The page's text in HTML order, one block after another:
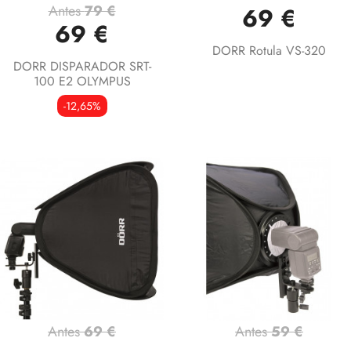
Antes79 €
69 €
DORR DISPARADOR SRT-
100 E2 OLYMPUS
-12,65%
69 €
DORR Rotula VS-320
Antes69 € Antes59 €